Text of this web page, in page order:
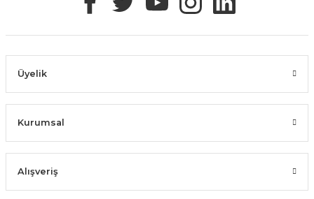
Üyelik
Kurumsal
Alışveriş